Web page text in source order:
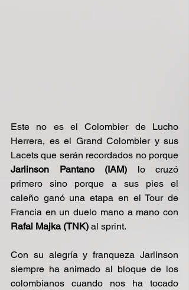
Este no es el Colombier de Lucho
Herrera, es el Grand Colombier y sus
Jarlinson Pantano (IAM) lo cruzó
primero sino porque a sus pies el
caleño ganó una etapa en el Tour de
Rafal Majka (TNK) al sprint.
Con su alegría y franqueza Jarlinson
siempre ha animado al bloque de los
colombianos cuando nos ha tocado